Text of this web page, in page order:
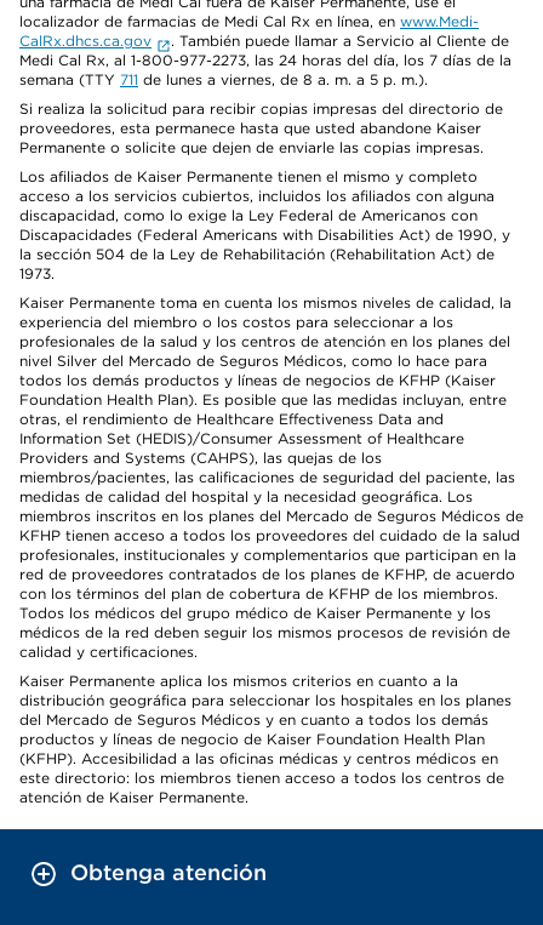
localizador de farmacias de Medi Cal Rx en línea, en www.Medi-
CalRx.dhcs.ca.gov
. También puede llamar a Servicio al Cliente de
Medi Cal Rx, al 1-800-977-2273, las 24 horas del día, los 7 días de la
semana (TTY 711 de lunes a viernes, de 8 a. m. a 5 p. m.).
Si realiza la solicitud para recibir copias impresas del directorio de
proveedores, esta permanece hasta que usted abandone Kaiser
Permanente o solicite que dejen de enviarle las copias impresas.
Los afiliados de Kaiser Permanente tienen el mismo y completo
acceso a los servicios cubiertos, incluidos los afiliados con alguna
discapacidad, como lo exige la Ley Federal de Americanos con
Discapacidades (Federal Americans with Disabilities Act) de 1990, y
la sección 504 de la Ley de Rehabilitación (Rehabilitation Act) de
1973.
Kaiser Permanente toma en cuenta los mismos niveles de calidad, la
experiencia del miembro o los costos para seleccionar a los
profesionales de la salud y los centros de atención en los planes del
nivel Silver del Mercado de Seguros Médicos, como lo hace para
todos los demás productos y líneas de negocios de KFHP (Kaiser
Foundation Health Plan). Es posible que las medidas incluyan, entre
otras, el rendimiento de Healthcare Effectiveness Data and
Information Set (HEDIS)/Consumer Assessment of Healthcare
Providers and Systems (CAHPS), las quejas de los
miembros/pacientes, las calificaciones de seguridad del paciente, las
medidas de calidad del hospital y la necesidad geográfica. Los
miembros inscritos en los planes del Mercado de Seguros Médicos de
KFHP tienen acceso a todos los proveedores del cuidado de la salud
profesionales, institucionales y complementarios que participan en la
red de proveedores contratados de los planes de KFHP, de acuerdo
con los términos del plan de cobertura de KFHP de los miembros.
Todos los médicos del grupo médico de Kaiser Permanente y los
médicos de la red deben seguir los mismos procesos de revisión de
calidad y certificaciones.
Kaiser Permanente aplica los mismos criterios en cuanto a la
distribución geográfica para seleccionar los hospitales en los planes
del Mercado de Seguros Médicos y en cuanto a todos los demás
productos y líneas de negocio de Kaiser Foundation Health Plan
(KFHP). Accesibilidad a las oficinas médicas y centros médicos en
este directorio: los miembros tienen acceso a todos los centros de
atención de Kaiser Permanente.
Obtenga atención